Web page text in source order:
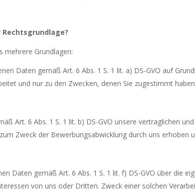
mehrere Grundlagen:
Daten gemäß Art. 6 Abs. 1 S. 1 lit. a) DS-GVO auf
und nur zu den Zwecken, denen Sie zugestimmt
Art. 6 Abs. 1 S. 1 lit. b) DS-GVO unsere vertraglichen
Zweck der Bewerbungsabwicklung durch uns erho­ben
Daten gemäß Art. 6 Abs. 1 S. 1 lit. f) DS-GVO über die
von uns oder Dritten. Zweck einer solchen